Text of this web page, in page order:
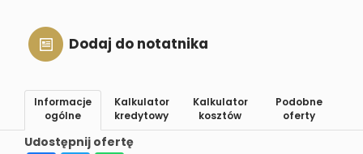
Dodaj do notatnika
Udostępnij ofertę
Informacje
ogólne
Kalkulator
kredytowy
Kalkulator
kosztów
Podobne
oferty